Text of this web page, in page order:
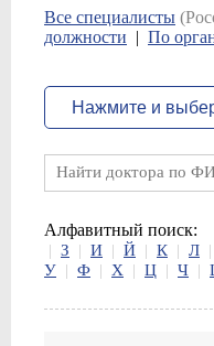
Все специалисты
должности | По
Алфавитный поиск:
| З | И | Й | К | Л |
У | Ф | Х | Ц | Ч |